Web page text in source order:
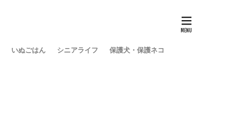
いぬごはん シニアライフ
保護犬・保護ネコ